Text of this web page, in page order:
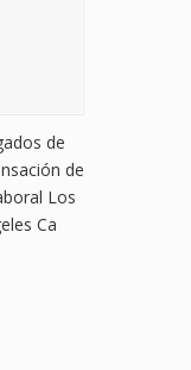
de
de
Los
Ca